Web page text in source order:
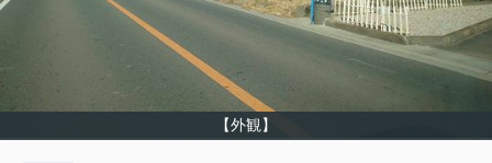
【外観】